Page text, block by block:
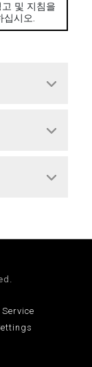
및 지침을
십시오.